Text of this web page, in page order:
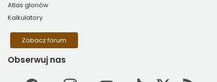
Atlas glonów
Kalkulatory
Zobacz forum
Obserwuj nas